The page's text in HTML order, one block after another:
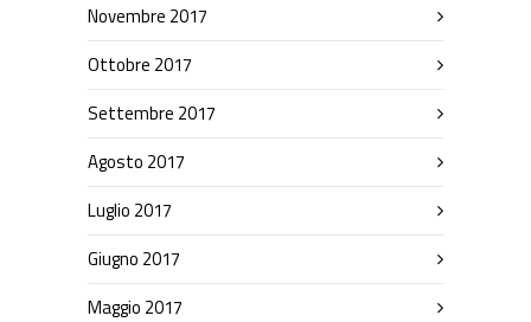
Novembre 2017
Ottobre 2017
Settembre 2017
Agosto 2017
Luglio 2017
Giugno 2017
Maggio 2017